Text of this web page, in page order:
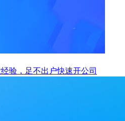
验，足不出户快速开公司